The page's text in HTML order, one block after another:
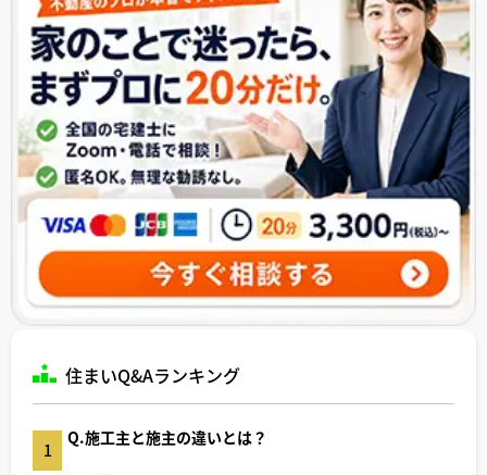
住まいQ&Aランキング
1
Q.施工主と施主の違いとは？